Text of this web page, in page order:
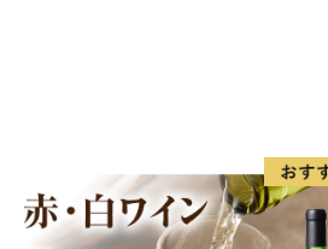
・返礼品
・返礼品